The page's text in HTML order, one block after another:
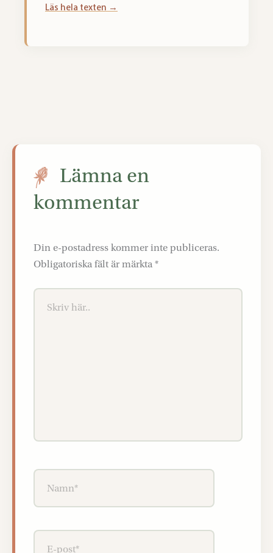
Läs hela texten →
Lämna en
kommentar
Din e-postadress kommer inte publiceras.
Obligatoriska fält är märkta *
här..